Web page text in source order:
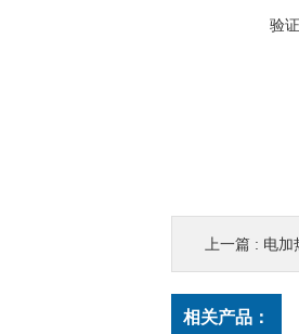
验
上一篇 : 电加
相关产品：